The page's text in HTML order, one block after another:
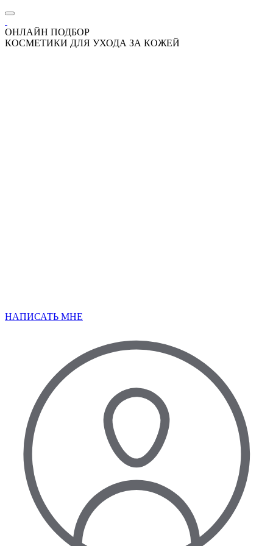
ОНЛАЙН ПОДБОР
КОСМЕТИКИ ДЛЯ УХОДА ЗА КОЖЕЙ
НАПИСАТЬ МНЕ